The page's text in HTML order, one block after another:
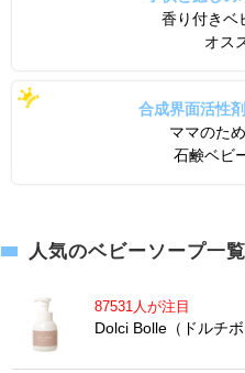
香り付きベ
オス
合成界面活性
ママのた
石鹸ベビ
人気のベビーソープ一覧
87531人が注目
Dolci Bolle（ドルチ